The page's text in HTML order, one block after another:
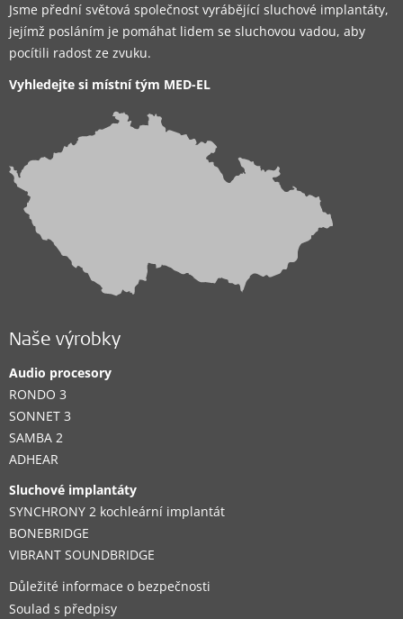
FN u sv. Anny - klinika ORL, Pekařská 53, Brno ,Brno
Podporovaná sluchová řešení:
CI System, ADHEAR
Kontakty
Implantační centrum pro děti i dospělé
FN Hradec Králové - Klinika otorinolaryngologie a
Podporovaná sluchová řešení:
BONEBRIDGE,
Kontakty
Clinic
AUDIONIKA Zastoupení firmy MED-EL pro
Českou republiku
Jasenice 108, Lešná
Jsme přední světová společnost vyrábějící sluchové implantáty,
jejímž posláním je pomáhat lidem se sluchovou vadou, aby
pocítili radost ze zvuku.
Vyhledejte si místní tým MED-EL
Naše výrobky
Audio procesory
RONDO 3
SONNET 3
SAMBA 2
ADHEAR
Sluchové implantáty
SYNCHRONY 2 kochleární implantát
BONEBRIDGE
VIBRANT SOUNDBRIDGE
Důležité informace o bezpečnosti
Soulad s předpisy